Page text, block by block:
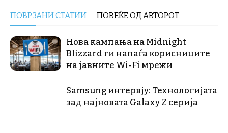
ПОВРЗАНИ СТАТИИ ПОВЕЌЕ ОД АВТОРОТ
Нова кампања на Midnight
Blizzard ги напаѓа корисниците
на јавните Wi-Fi мрежи
Samsung интервју: Технологијата
зад најновата Galaxy Z серија